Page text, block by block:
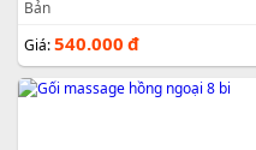
Bản
Giá:540.000 đ